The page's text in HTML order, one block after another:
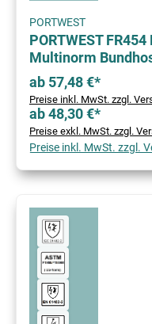
PORTWEST
PORTWEST
Multinorm
ab 57,48 €*
Preise inkl. MwSt. zzgl.
ab 48,30 €*
Preise exkl. MwSt. zzgl.
Preise inkl. MwSt. zzgl.